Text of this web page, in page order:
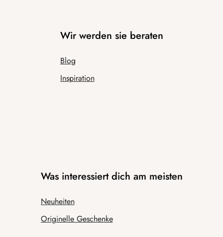
Wir werden sie beraten
Blog
Inspiration
Was interessiert dich am meisten
Neuheiten
Originelle Geschenke